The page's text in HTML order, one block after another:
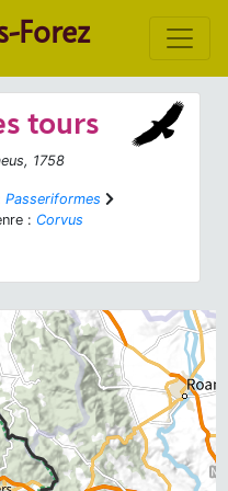
Forez
tours
1758
Passeriformes
: Corvus